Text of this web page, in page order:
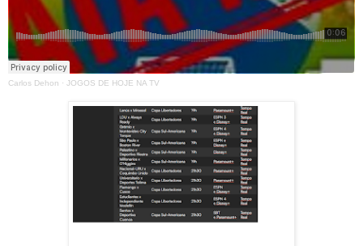
Carlos Dehon · JOGOS DE HOJE NA TV